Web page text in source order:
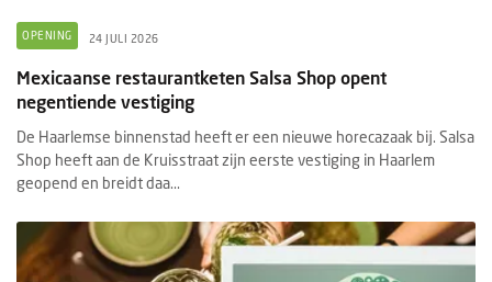
OPENING 24 JULI 2026
Mexicaanse restaurantketen Salsa Shop opent
negentiende vestiging
De Haarlemse binnenstad heeft er een nieuwe horecazaak bij. Salsa
Shop heeft aan de Kruisstraat zijn eerste vestiging in Haarlem
geopend en breidt daa...